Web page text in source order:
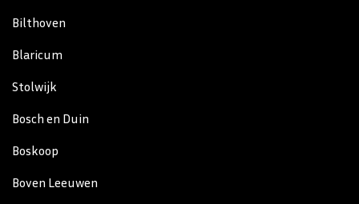
Bilthoven
Blaricum
Stolwijk
Bosch en Duin
Boskoop
Boven Leeuwen